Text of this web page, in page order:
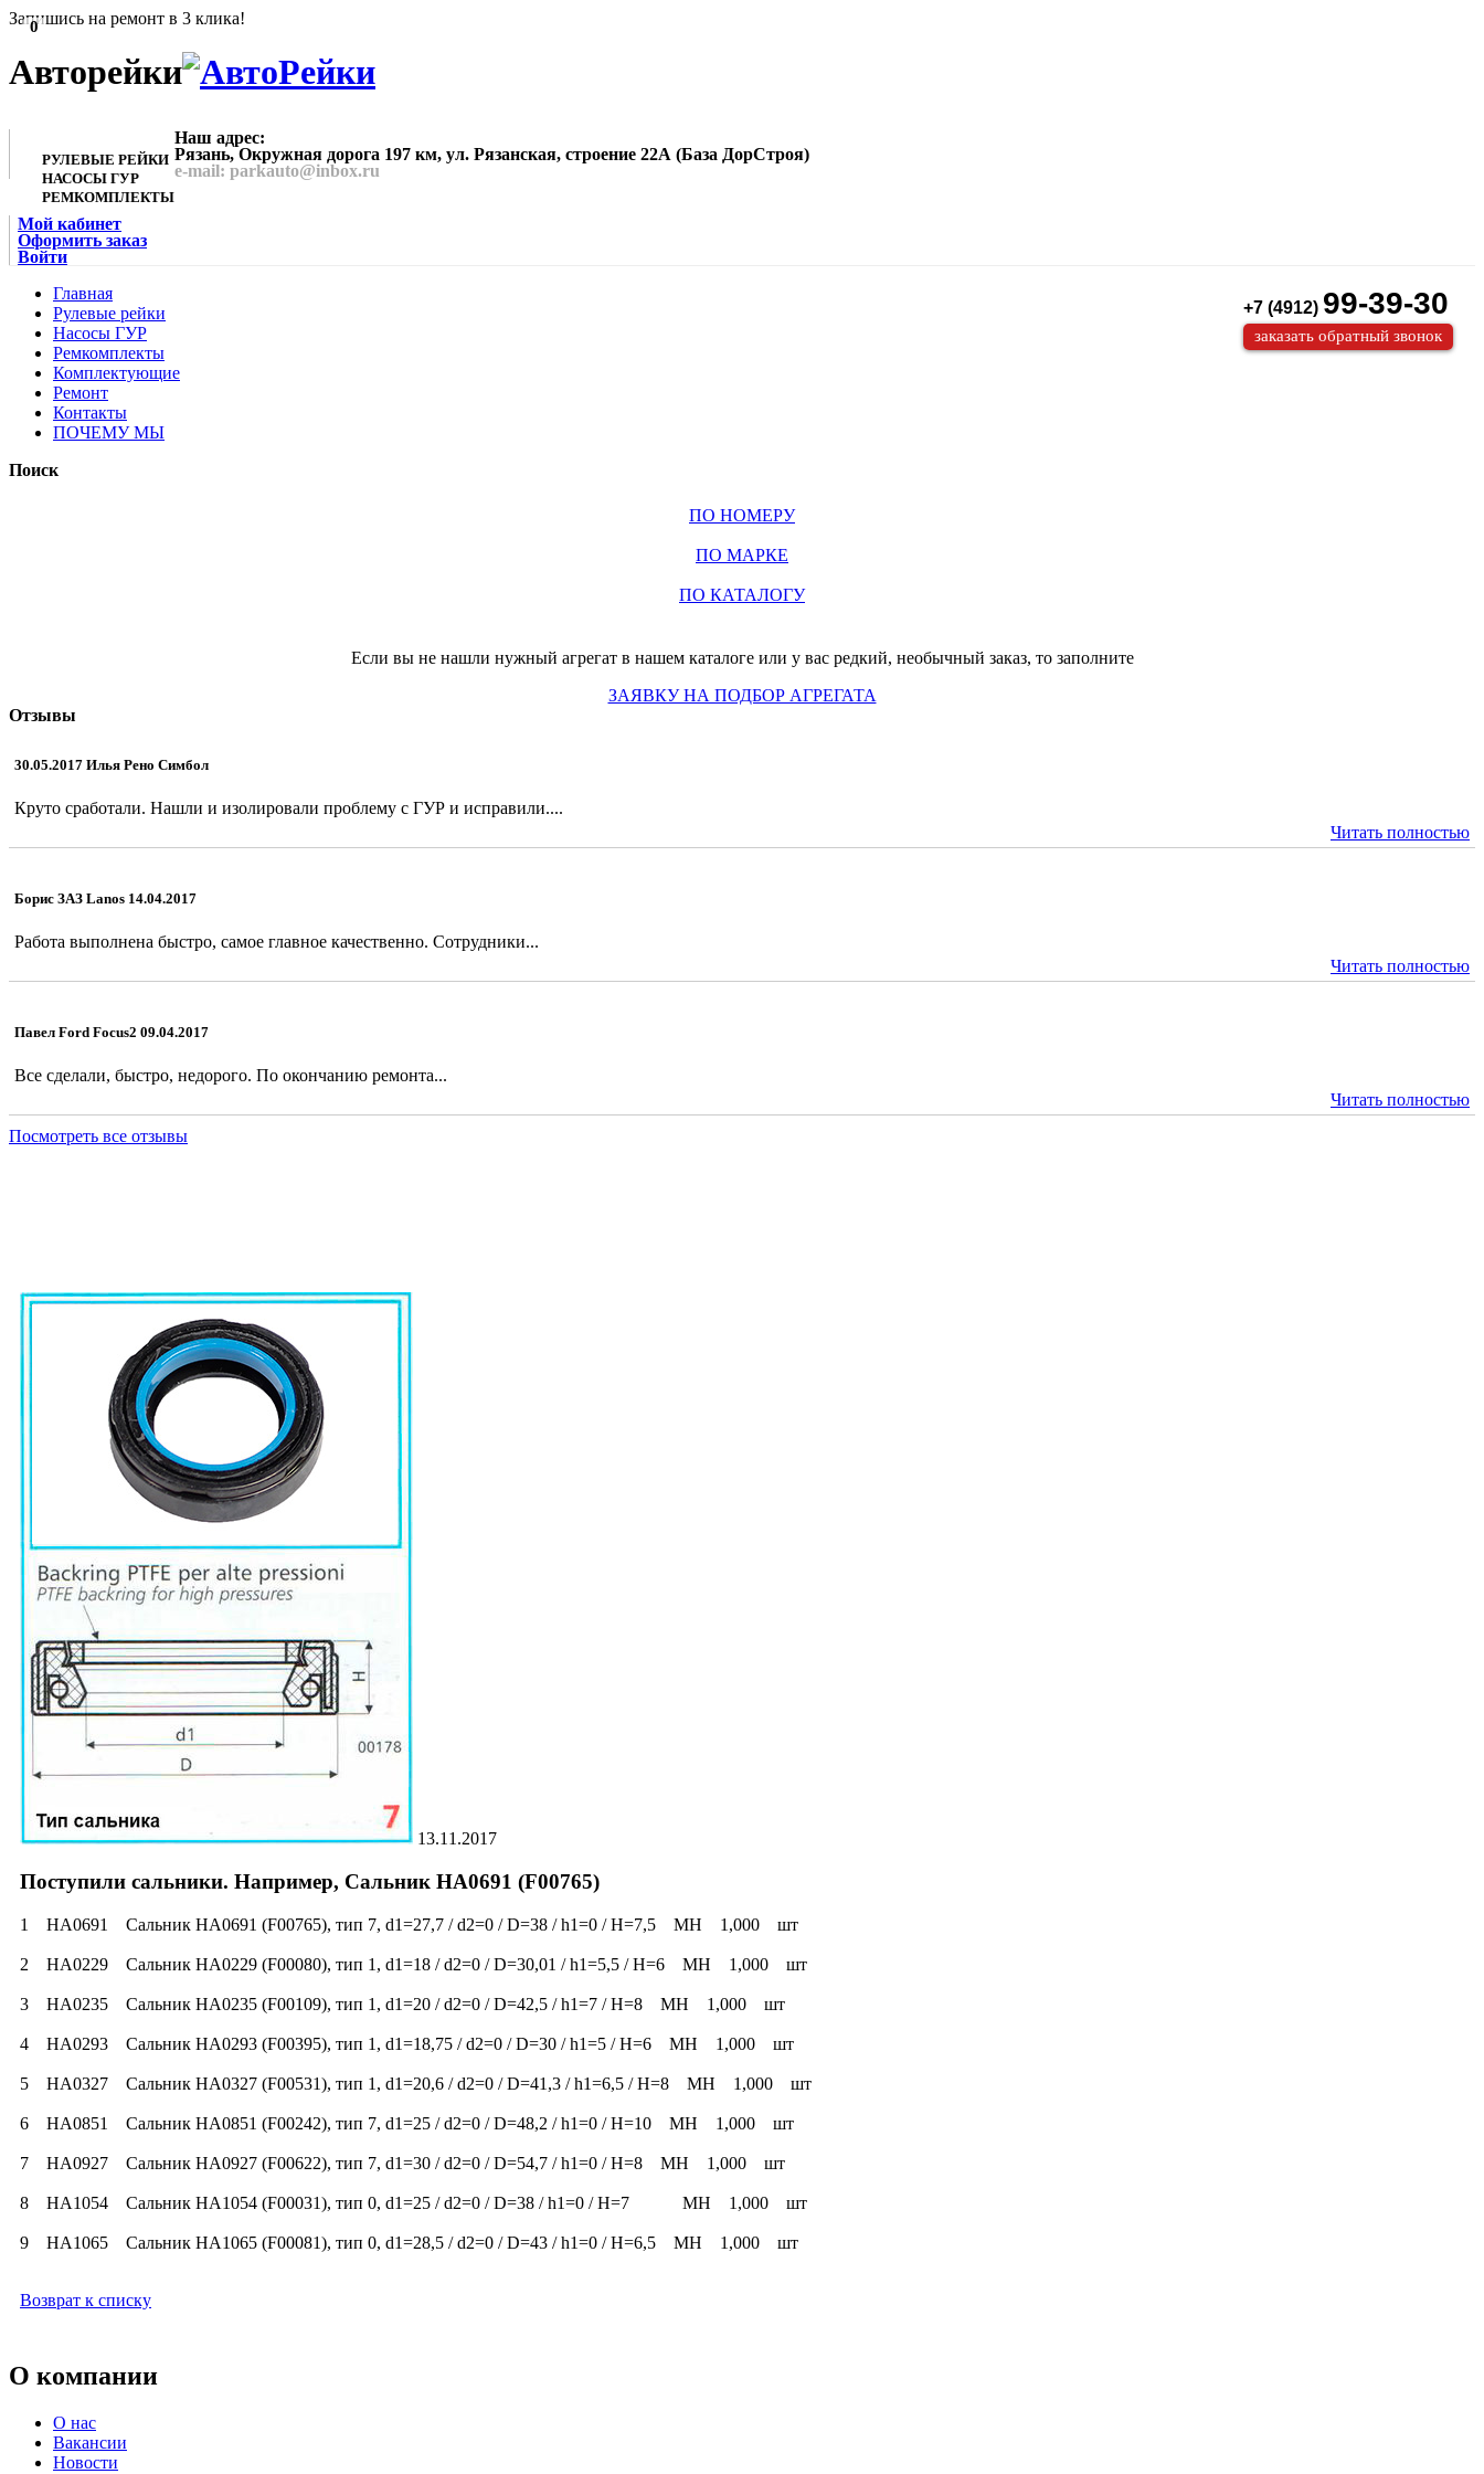
Запишись на ремонт в 3 клика!
Авторейки
РУЛЕВЫЕ РЕЙКИ
НАСОСЫ ГУР
РЕМКОМПЛЕКТЫ
Наш адрес:
Рязань, Окружная дорога 197 км, ул. Рязанская, строение 22А (База ДорСтроя)
e-mail: parkauto@inbox.ru
Мой кабинет
Оформить заказ
Войти
0
+7 (4912) 99-39-30
заказать обратный звонок
Главная
Рулевые рейки
Насосы ГУР
Ремкомплекты
Комплектующие
Ремонт
Контакты
ПОЧЕМУ МЫ
Поиск
ПО НОМЕРУ
ПО МАРКЕ
ПО КАТАЛОГУ
Если вы не нашли нужный агрегат в нашем каталоге или у вас редкий, необычный заказ, то заполните
ЗАЯВКУ НА ПОДБОР АГРЕГАТА
Отзывы
30.05.2017 Илья Рено Симбол
Круто сработали. Нашли и изолировали проблему с ГУР и исправили....
Читать полностью
Борис ЗАЗ Lanos 14.04.2017
Работа выполнена быстро, самое главное качественно. Сотрудники...
Читать полностью
Павел Ford Focus2 09.04.2017
Все сделали, быстро, недорого. По окончанию ремонта...
Читать полностью
Посмотреть все отзывы
13.11.2017
Поступили сальники. Например, Сальник HA0691 (F00765)
1 HA0691 Сальник HA0691 (F00765), тип 7, d1=27,7 / d2=0 / D=38 / h1=0 / H=7,5 MH 1,000 шт
2 HA0229 Сальник HA0229 (F00080), тип 1, d1=18 / d2=0 / D=30,01 / h1=5,5 / H=6 MH 1,000 шт
3 HA0235 Сальник HA0235 (F00109), тип 1, d1=20 / d2=0 / D=42,5 / h1=7 / H=8 MH 1,000 шт
4 HA0293 Сальник HA0293 (F00395), тип 1, d1=18,75 / d2=0 / D=30 / h1=5 / H=6 MH 1,000 шт
5 HA0327 Сальник HA0327 (F00531), тип 1, d1=20,6 / d2=0 / D=41,3 / h1=6,5 / H=8 MH 1,000 шт
6 HA0851 Сальник HA0851 (F00242), тип 7, d1=25 / d2=0 / D=48,2 / h1=0 / H=10 MH 1,000 шт
7 HA0927 Сальник HA0927 (F00622), тип 7, d1=30 / d2=0 / D=54,7 / h1=0 / H=8 MH 1,000 шт
8 HA1054 Сальник HA1054 (F00031), тип 0, d1=25 / d2=0 / D=38 / h1=0 / H=7 MH 1,000 шт
9 HA1065 Сальник HA1065 (F00081), тип 0, d1=28,5 / d2=0 / D=43 / h1=0 / H=6,5 MH 1,000 шт
Возврат к списку
О компании
О нас
Вакансии
Новости